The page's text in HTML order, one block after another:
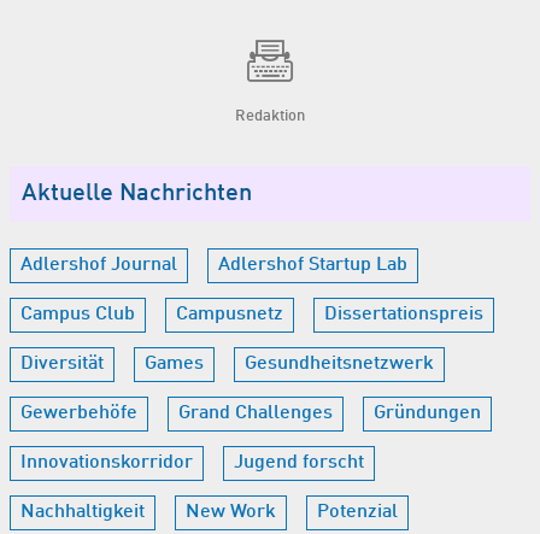
Redaktion
Aktuelle Nachrichten
Adlershof Journal Adlershof Startup Lab
Campus Club Campusnetz Dissertationspreis
Diversität Games Gesundheitsnetzwerk
Gewerbehöfe Grand Challenges Gründungen
Innovationskorridor Jugend forscht
Nachhaltigkeit New Work Potenzial